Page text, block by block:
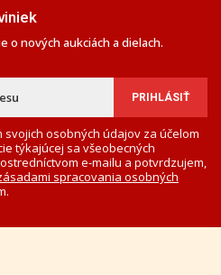
o nových aukciách a dielach.
svojich osobných údajov za účelom
týkajúcej sa všeobecných
e-mailu a potvrdzujem,
spracovania osobných